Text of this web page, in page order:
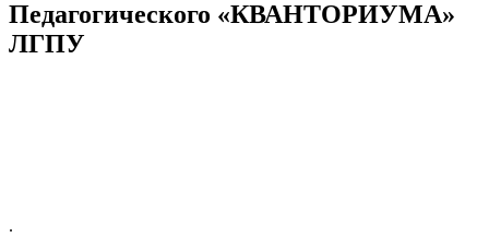
Педагогического «КВАНТОРИУМА»
ЛГПУ
.